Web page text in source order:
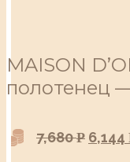
MAISON
полотенец
7,680Р 6,144